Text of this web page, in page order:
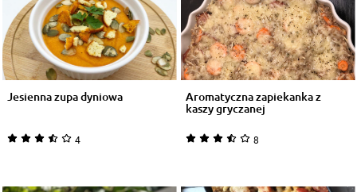
Jesienna zupa dyniowa
4
Aromatyczna zapiekanka z
kaszy gryczanej
8